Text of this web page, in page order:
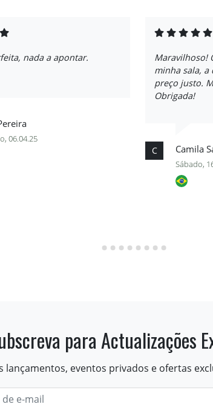
nada a apontar.
06.04.25
Maravilhoso!
minha sala, a
preço justo.
Obrigada!
C Camila
Sábado,
para Actualizações
lançamentos, eventos privados e ofertas